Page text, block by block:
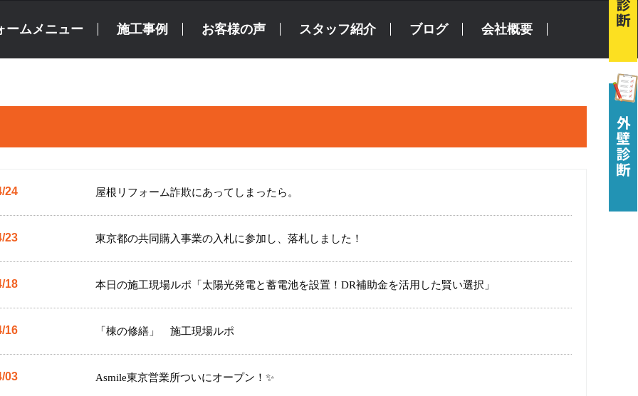
ームメニュー 施工事例 お客様の声 スタッフ紹介 ブログ 会社概要
24 屋根リフォーム詐欺にあってしまったら。
23 東京都の共同購入事業の入札に参加し、落札しました！
18 本日の施工現場ルポ「太陽光発電と蓄電池を設置！DR補助金を活用した賢い選択」
16 「棟の修繕」 施工現場ルポ
03 Asmile東京営業所ついにオープン！✨